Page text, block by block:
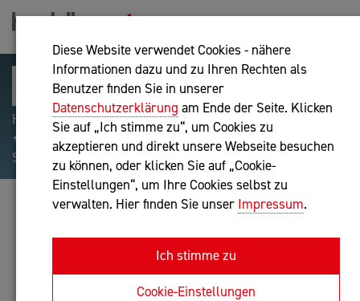
Diese Website verwendet Cookies - nähere
Informationen dazu und zu Ihren Rechten als
Benutzer finden Sie in unserer
Datenschutzerklärung am Ende der Seite. Klicken
Sie auf „Ich stimme zu“, um Cookies zu
akzeptieren und direkt unsere Webseite besuchen
zu können, oder klicken Sie auf „Cookie-
Einstellungen“, um Ihre Cookies selbst zu
verwalten. Hier finden Sie unser Impressum.
Ich stimme zu
Cookie-Einstellungen
Hilfreiche Suchparameter: Begriff einschließen:
+webshop, Begriff ausschließen: -webshop, Exakter
Suchbegriff: "internet of things"
HELMUT MAYRHOFER
Unternehmensberatung
Anfrage oder Rückruf